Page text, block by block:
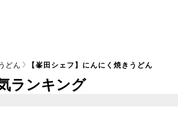
どん 【峯田シェフ】にんにく焼きうどん
ランキング